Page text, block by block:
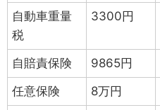
自動車重量
税
3300円
自賠責保険 9865円
任意保険
8万円